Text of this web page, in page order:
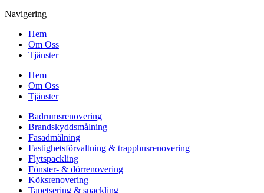
Navigering
Hem
Om Oss
Tjänster
Hem
Om Oss
Tjänster
Badrumsrenovering
Brandskyddsmålning
Fasadmålning
Fastighetsförvaltning & trapphusrenovering
Flytspackling
Fönster- & dörrenovering
Köksrenovering
Tapetsering & spackling